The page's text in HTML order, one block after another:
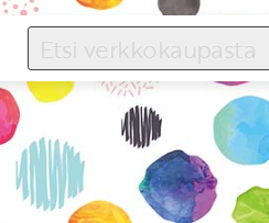
KIRJAUDU SISÄÄN
Käyttäjätunnus
Salasana